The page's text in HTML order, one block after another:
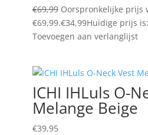
€69,99 Oorspronkelijke prijs
€69,99.€34,99Huidige prijs
Toevoegen aan verlanglijst
ICHI IHLuls O-
Melange Beige
€39,95